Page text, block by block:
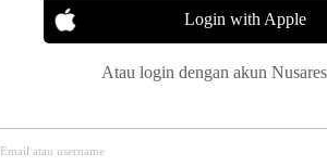
Login with Apple
Atau login dengan akun
Email atau username